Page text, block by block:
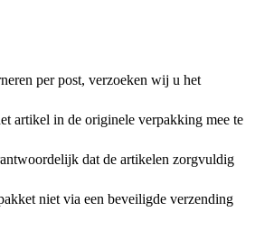
per post, verzoeken wij u het
artikel in de originele verpakking mee te
dat de artikelen zorgvuldig
niet via een beveiligde verzending